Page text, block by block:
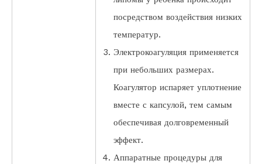
посредством воздействия низких
температур.
Электрокоагуляция применяется
при небольших размерах.
Коагулятор испаряет уплотнение
вместе с капсулой, тем самым
обеспечивая долговременный
эффект.
Аппаратные процедуры для